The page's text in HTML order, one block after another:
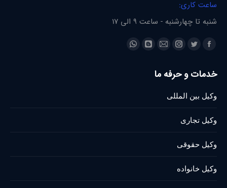
ساعت کاری:
شنبه تا چهارشنبه - ساعت 9 الی 17
Find us on:
Facebook
opens
new
window
Twitter
opens
new
window
Instagram
opens
Mail
opens
Blogger
Whatsapp
خدمات و حرفه ما
وکیل بین المللی
وکیل تجاری
وکیل حقوقی
وکیل خانواده